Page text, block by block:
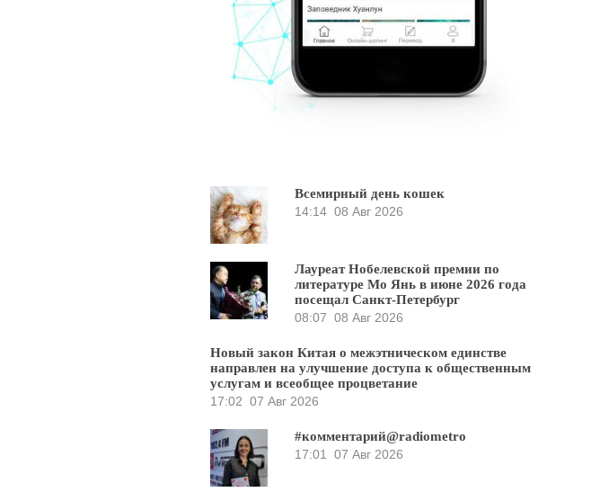
Всемирный день кошек
14:14 08 Авг 2026
Лауреат Нобелевской премии по
литературе Мо Янь в июне 2026 года
посещал Санкт-Петербург
08:07 08 Авг 2026
Новый закон Китая о межэтническом единстве
направлен на улучшение доступа к общественным
услугам и всеобщее процветание
17:02 07 Авг 2026
#комментарий@radiometro
17:01
07 Авг 2026